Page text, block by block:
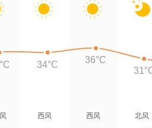
西风 西风 北风
34°C 36°C